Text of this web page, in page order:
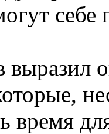
себе
время